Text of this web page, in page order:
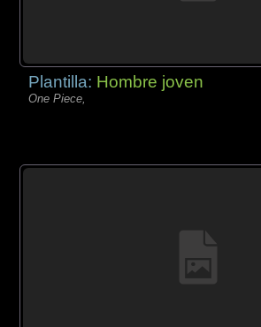
Plantilla: Hombre joven
One Piece,